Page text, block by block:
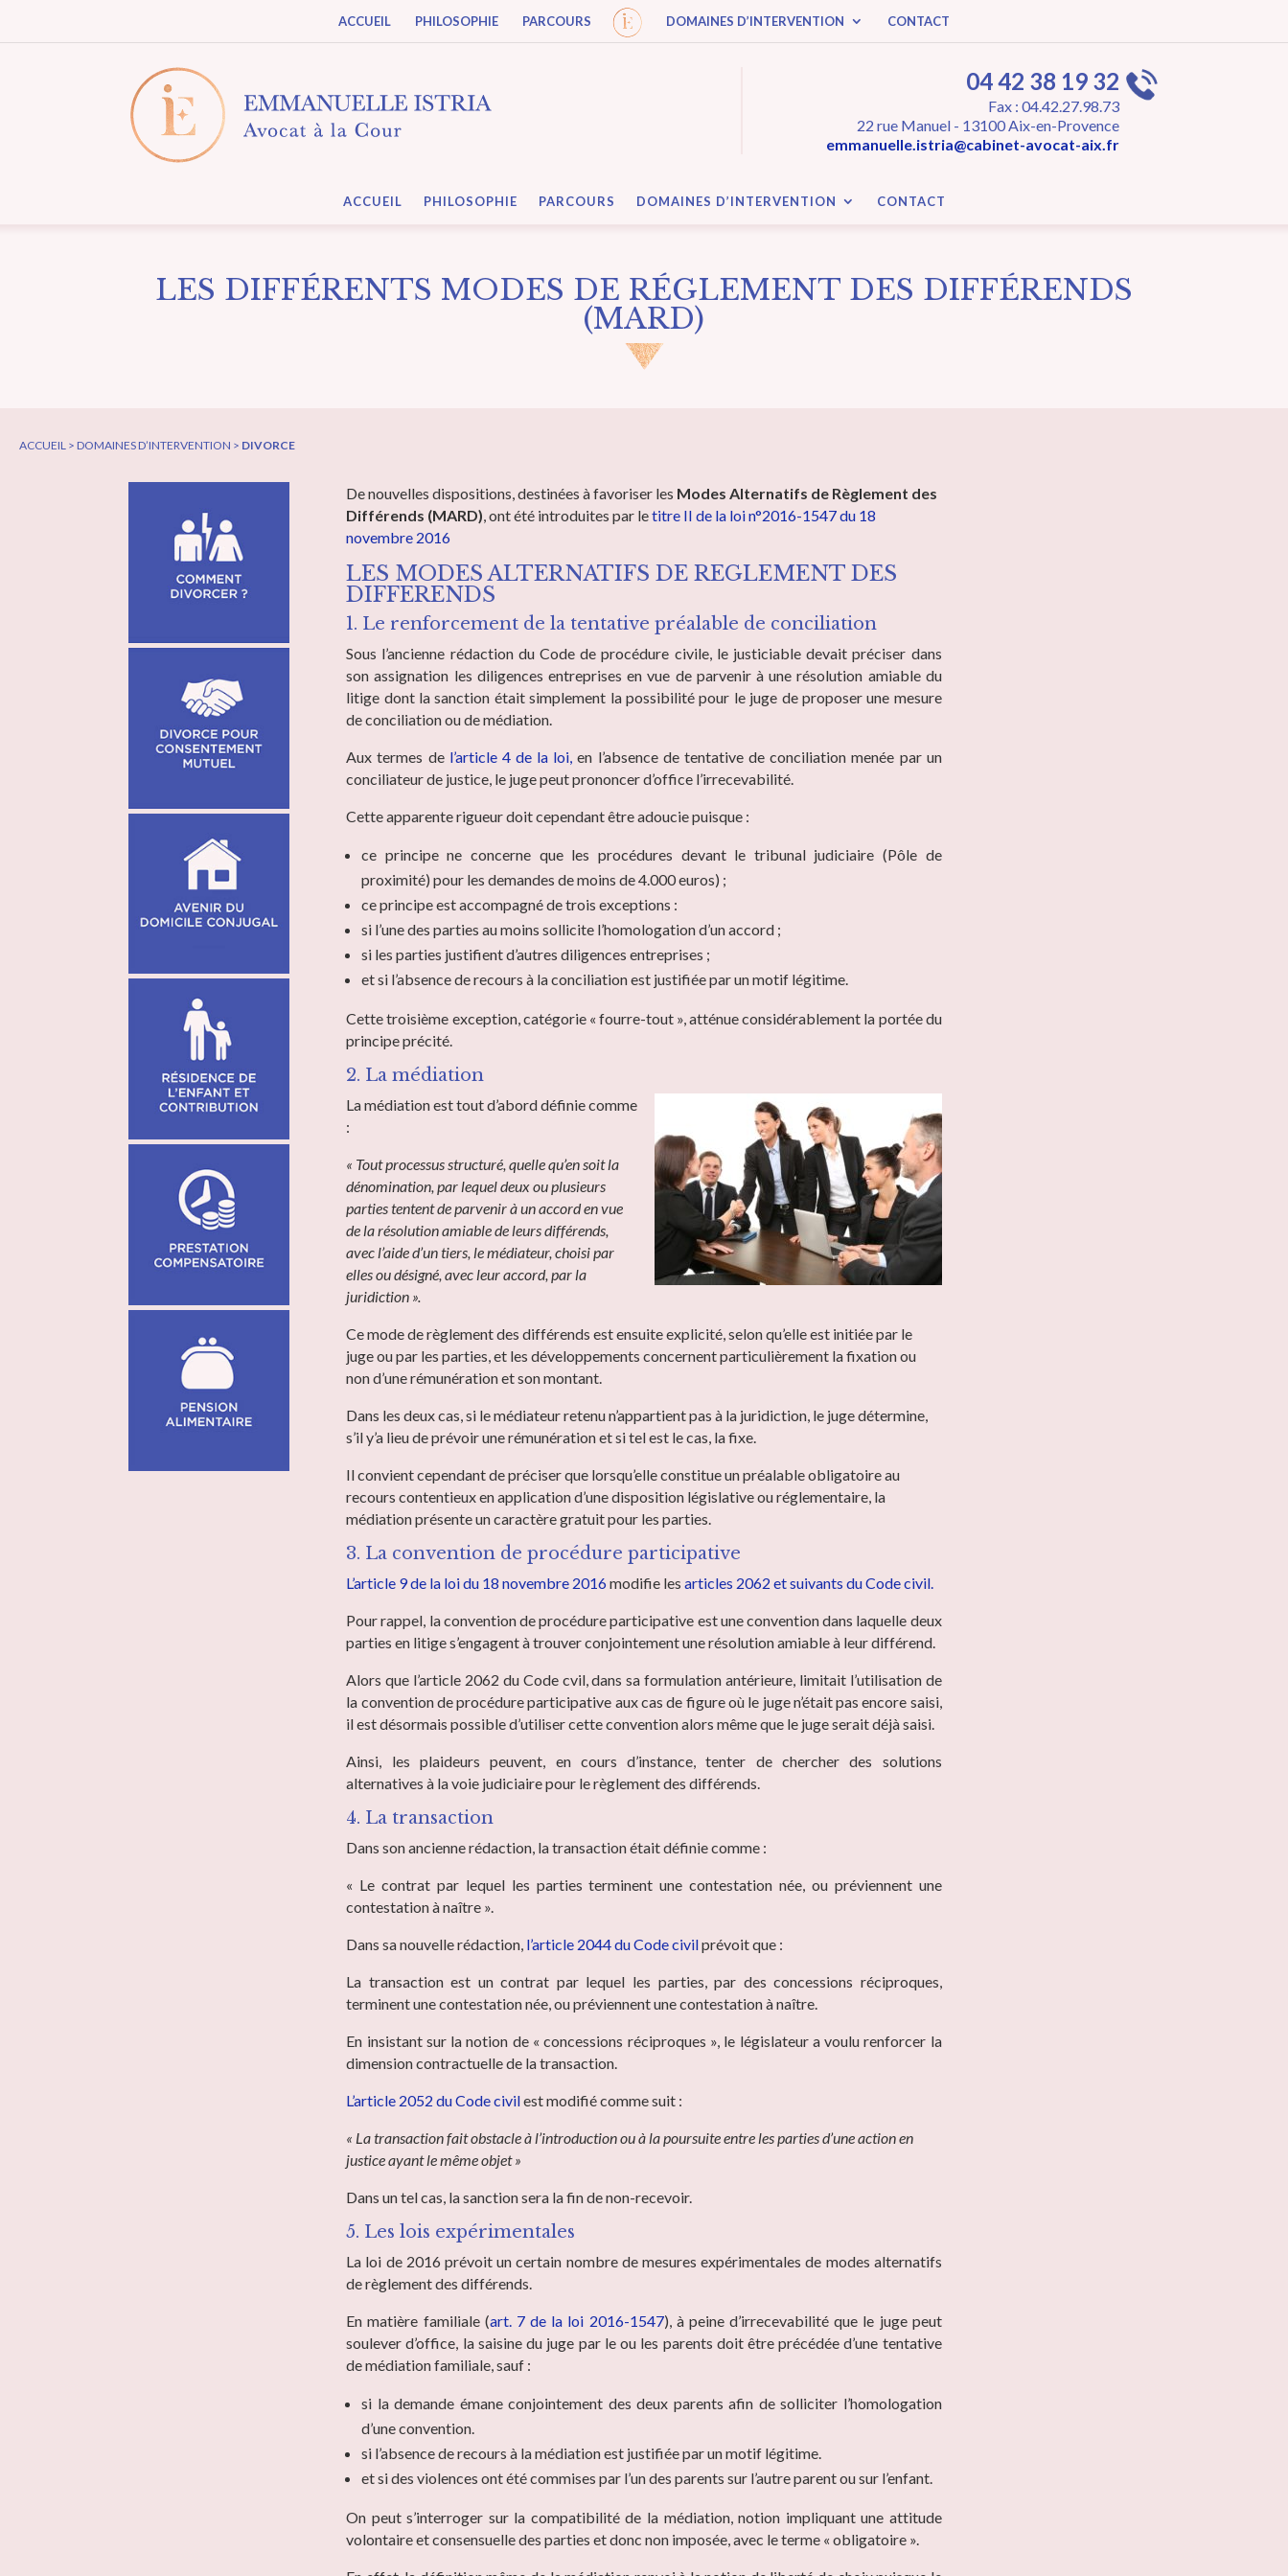
ACCUEIL PHILOSOPHIE PARCOURS DOMAINES D’INTERVENTION CONTACT
04 42 38 19 32
Fax : 04.42.27.98.73
22 rue Manuel - 13100 Aix-en-Provence
emmanuelle.istria@cabinet-avocat-aix.fr
ACCUEIL PHILOSOPHIE PARCOURS DOMAINES D’INTERVENTION CONTACT
LES DIFFÉRENTS MODES DE RÉGLEMENT DES DIFFÉRENDS
(MARD)
ACCUEIL > DOMAINES D’INTERVENTION > DIVORCE
De nouvelles dispositions, destinées à favoriser les Modes Alternatifs de Règlement des
Différends (MARD), ont été introduites par letitre II de la loi n°2016-1547 du 18
novembre 2016
LES MODES ALTERNATIFS DE REGLEMENT DES
DIFFERENDS
1. Le renforcement de la tentative préalable de conciliation
Sous l’ancienne rédaction du Code de procédure civile, le justiciable devait préciser dans
son assignation les diligences entreprises en vue de parvenir à une résolution amiable du
litige dont la sanction était simplement la possibilité pour le juge de proposer une mesure
de conciliation ou de médiation.
Aux termes de l’article 4 de la loi, en l’absence de tentative de conciliation menée par un
conciliateur de justice, le juge peut prononcer d’office l’irrecevabilité.
Cette apparente rigueur doit cependant être adoucie puisque :
ce principe ne concerne que les procédures devant le tribunal judiciaire (Pôle de
proximité) pour les demandes de moins de 4.000 euros) ;
ce principe est accompagné de trois exceptions :
si l’une des parties au moins sollicite l’homologation d’un accord ;
si les parties justifient d’autres diligences entreprises ;
et si l’absence de recours à la conciliation est justifiée par un motif légitime.
Cette troisième exception, catégorie « fourre-tout », atténue considérablement la portée du
principe précité.
2. La médiation
​La médiation est tout d’abord définie comme
:
« Tout processus structuré, quelle qu’en soit la
dénomination, par lequel deux ou plusieurs
parties tentent de parvenir à un accord en vue
de la résolution amiable de leurs différends,
avec l’aide d’un tiers, le médiateur, choisi par
elles ou désigné, avec leur accord, par la
juridiction ».
Ce mode de règlement des différends est ensuite explicité, selon qu’elle est initiée par le
juge ou par les parties, et les développements concernent particulièrement la fixation ou
non d’une rémunération et son montant.
Dans les deux cas, si le médiateur retenu n’appartient pas à la juridiction, le juge détermine,
s’il y’a lieu de prévoir une rémunération et si tel est le cas, la fixe.
Il convient cependant de préciser que lorsqu’elle constitue un préalable obligatoire au
recours contentieux en application d’une disposition législative ou réglementaire, la
médiation présente un caractère gratuit pour les parties.
3. La convention de procédure participative
L’article 9 de la loi du 18 novembre 2016modifie lesarticles 2062 et suivants du Code civil.
Pour rappel, la convention de procédure participative est une convention dans laquelle deux
parties en litige s’engagent à trouver conjointement une résolution amiable à leur différend.
Alors que l’article 2062 du Code cvil, dans sa formulation antérieure, limitait l’utilisation de
la convention de procédure participative aux cas de figure où le juge n’était pas encore saisi,
il est désormais possible d’utiliser cette convention alors même que le juge serait déjà saisi.
Ainsi, les plaideurs peuvent, en cours d’instance, tenter de chercher des solutions
alternatives à la voie judiciaire pour le règlement des différends.
4. La transaction
Dans son ancienne rédaction, la transaction était définie comme :
« Le contrat par lequel les parties terminent une contestation née, ou préviennent une
contestation à naître ».
Dans sa nouvelle rédaction, l’article 2044 du Code civilprévoit que :
La transaction est un contrat par lequel les parties, par des concessions réciproques,
terminent une contestation née, ou préviennent une contestation à naître.
En insistant sur la notion de « concessions réciproques », le législateur a voulu renforcer la
dimension contractuelle de la transaction.
L’article 2052 du Code civilest modifié comme suit :
« La transaction fait obstacle à l’introduction ou à la poursuite entre les parties d’une action en
justice ayant le même objet »
Dans un tel cas, la sanction sera la fin de non-recevoir.
5. Les lois expérimentales
La loi de 2016 prévoit un certain nombre de mesures expérimentales de modes alternatifs
de règlement des différends.
En matière familiale (art. 7 de la loi 2016-1547), à peine d’irrecevabilité que le juge peut
soulever d’office, la saisine du juge par le ou les parents doit être précédée d’une tentative
de médiation familiale, sauf :
si la demande émane conjointement des deux parents afin de solliciter l’homologation
d’une convention.
si l’absence de recours à la médiation est justifiée par un motif légitime.
et si des violences ont été commises par l’un des parents sur l’autre parent ou sur l’enfant.
On peut s’interroger sur la compatibilité de la médiation, notion impliquant une attitude
volontaire et consensuelle des parties et donc non imposée, avec le terme « obligatoire ».